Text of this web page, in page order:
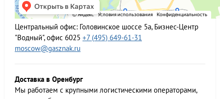
Центральный офис: Головинское шоссе 5а, Бизнес-Центр
"Водный", офис 6025 +7 (495) 649-61-31
moscow@gasznak.ru
Доставка в Оренбург
Мы работаем c крупными логистическими операторами,